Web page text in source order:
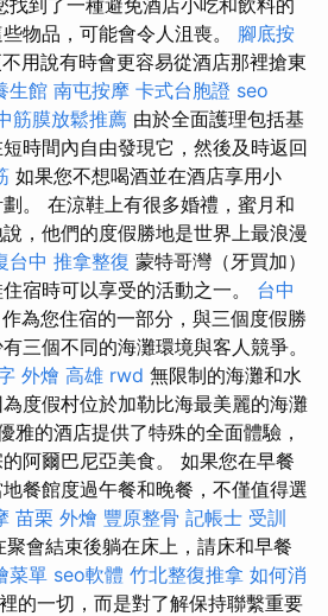
找到了一種避免酒店小吃和飲料的
物品，可能會令人沮喪。 腳底按
用說有時會更容易從酒店那裡搶東
生館 南屯按摩 卡式台胞證 seo
筋膜放鬆推薦 由於全面護理包括基
時間內自由發現它，然後及時返回
如果您不想喝酒並在酒店享用小
。 在涼鞋上有很多婚禮，蜜月和
，他們的度假勝地是世界上最浪漫
台中 推拿整復 蒙特哥灣（牙買加）
宿時可以享受的活動之一。 台中
作為您住宿的一部分，與三個度假勝
三個不同的海灘環境與客人競爭。
外燴 高雄 rwd 無限制的海灘和水
度假村位於加勒比海最美麗的海灘
雅的酒店提供了特殊的全面體驗，
阿爾巴尼亞美食。 如果您在早餐
餐館度過午餐和晚餐，不僅值得選
苗栗 外燴 豐原整骨 記帳士 受訓
聚會結束後躺在床上，請床和早餐
菜單 seo軟體 竹北整復推拿 如何消
的一切，而是對了解保持聯繫重要